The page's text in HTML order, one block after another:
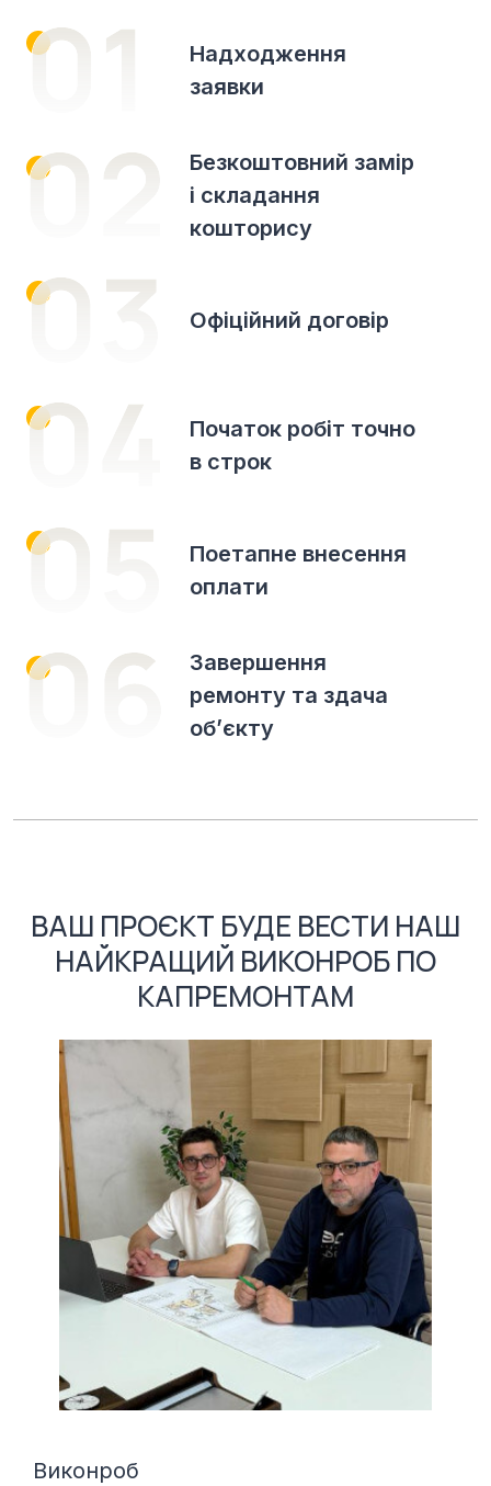
Надходження
заявки
Безкоштовний замір
і складання
кошторису
Офіційний договір
Початок робіт точно
в строк
Поетапне внесення
оплати
Завершення
ремонту та здача
об’єкту
ВАШ ПРОЄКТ БУДЕ ВЕСТИ НАШ
НАЙКРАЩИЙ ВИКОНРОБ ПО
КАПРЕМОНТАМ
Виконроб